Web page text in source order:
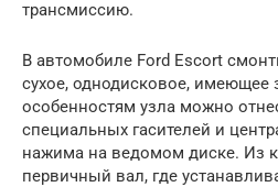
трансмиссию.
В автомобиле Ford Escort
сухое, однодисковое, имеющее
особенностям узла можно
специальных гасителей и
нажима на ведомом диске. Из
первичный вал, где